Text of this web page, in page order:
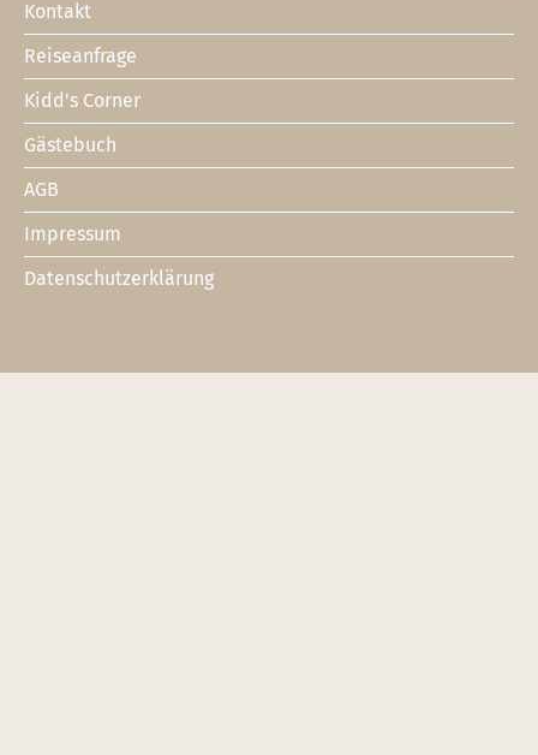
Footer
2
Kontakt
Reiseanfrage
Kidd's Corner
Gästebuch
AGB
Impressum
Datenschutzerklärung